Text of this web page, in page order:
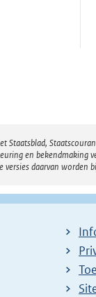
Staatsblad,
en bekendmaking
daarvan worden